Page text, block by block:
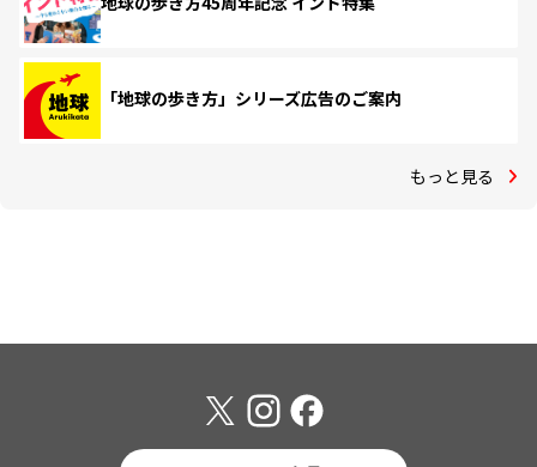
「地球の歩き方」シリーズ広告のご案内
もっと見る